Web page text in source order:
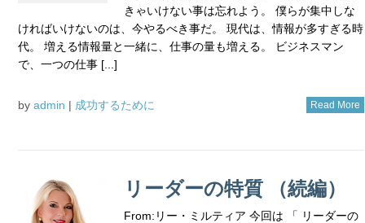
きゃいけない事は忘れよう。 僕らが集中しな
ければいけないのは、今やるべき事だ。 現代は、情報が多すぎる時
代。 増える情報量と一緒に、仕事の量も増える。 ビジネスマン
で、一つの仕事 [...]
by admin | 成功するために Read More
リーダーの特質 （続編）
From:リー・ミルティア 今回は 「 リーダーの